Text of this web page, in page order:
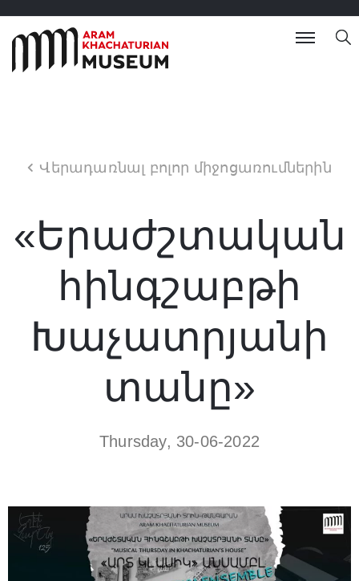
Վերադառնալ բոլոր միջոցառումներին
«Երաժշտական
հինգշաբթի
Խաչատրյանի
տանը»
Thursday, 30-06-2022